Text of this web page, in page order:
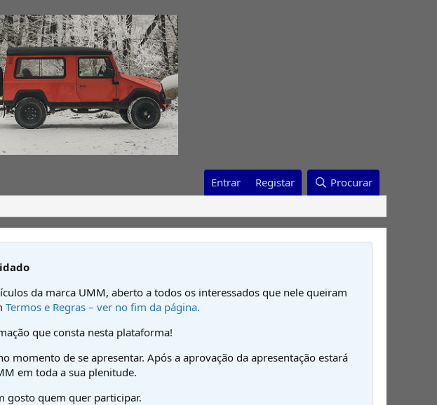
Entrar Registar Procurar
da marca UMM, aberto a todos os interessados que nele queiram
Termos e Regras – ver no fim da página.
que consta nesta plataforma!
momento de se apresentar. Após a aprovação da apresentação estará
em toda a sua plenitude.
gosto quem quer participar.